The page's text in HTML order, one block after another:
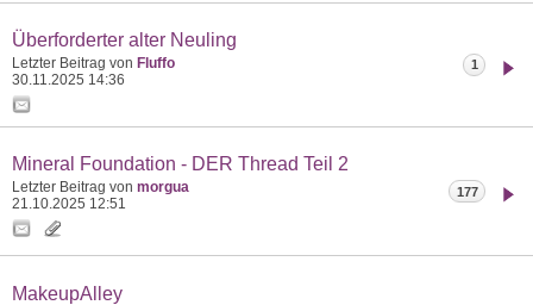
Überforderter alter Neuling
Letzter Beitrag von Fluffo
30.11.2025 14:36
1
Mineral Foundation - DER Thread Teil 2
Letzter Beitrag von morgua
21.10.2025 12:51
177
MakeupAlley